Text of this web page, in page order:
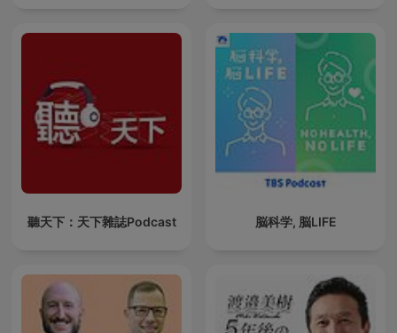
聽天下：天下雜誌Podcast 脳科学, 脳LIFE